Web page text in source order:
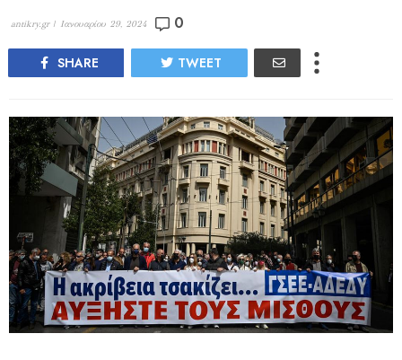
antikry.gr | Ιανουαρίου 29, 2024 0
SHARE TWEET